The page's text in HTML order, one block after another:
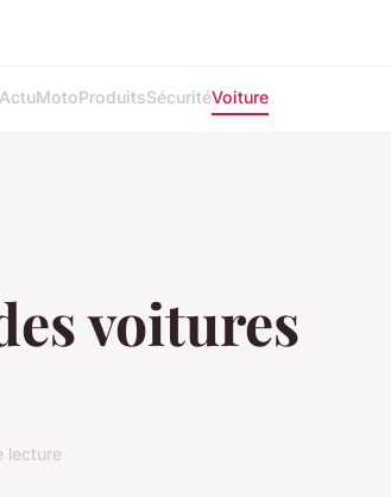
ActuMotoProduitsSécuritéVoiture
voitures
lecture